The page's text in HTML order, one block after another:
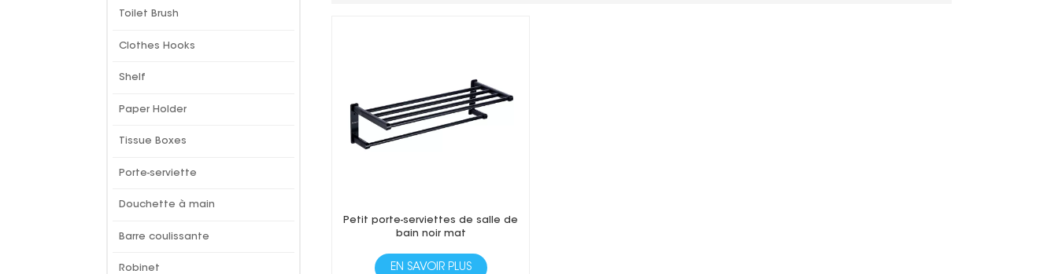
Toilet Brush
Clothes Hooks
Shelf
Paper Holder
Tissue Boxes
Porte-serviette
Douchette à main
Barre coulissante
Robinet
Petit porte-serviettes de salle de
bain noir mat
EN SAVOIR PLUS